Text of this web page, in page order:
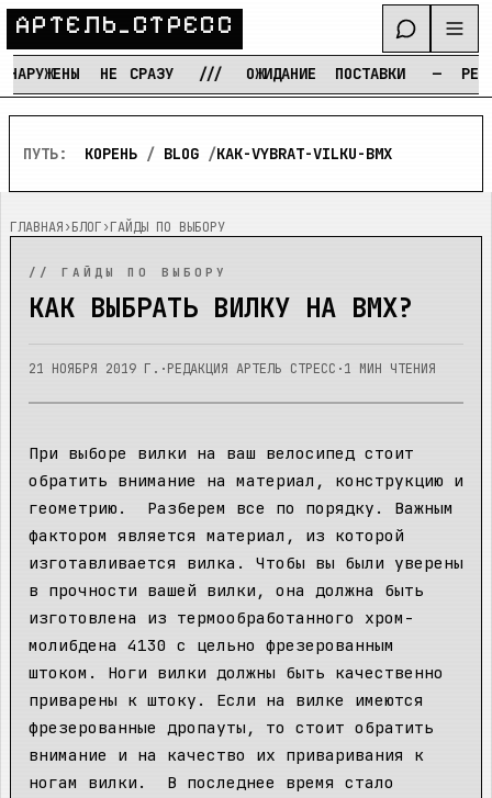
АРТЕЛЬ_СТРЕСС
СРАЗУ /// ОЖИДАНИЕ ПОСТАВКИ РЕЖИМ
ПУТЬ: КОРЕНЬ / BLOG /KAK-VYBRAT-VILKU-BMX
ГЛАВНАЯ›БЛОГ›ГАЙДЫ ПО ВЫБОРУ
//ГАЙДЫ ПО ВЫБОРУ
КАК ВЫБРАТЬ ВИЛКУ НА BMX?
21 НОЯБРЯ 2019 Г. ·РЕДАКЦИЯ АРТЕЛЬ СТРЕСС ·1 МИН ЧТЕНИЯ
При выборе вилки на ваш велосипед стоит
обратить внимание на материал, конструкцию и
геометрию. Разберем все по порядку. Важным
фактором является материал, из которой
изготавливается вилка. Чтобы вы были уверены
в прочности вашей вилки, она должна быть
изготовлена из термообработанного хром-
молибдена 4130 с цельно фрезерованным
штоком. Ноги вилки должны быть качественно
приварены к штоку. Если на вилке имеются
фрезерованные дропауты, то стоит обратить
внимание и на качество их приваривания к
ногам вилки. В последнее время стало